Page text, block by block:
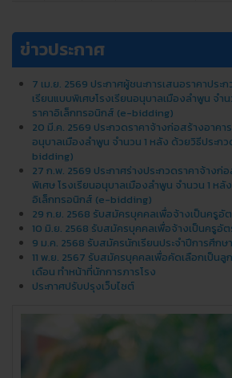
ข่าวประกาศ
7 เม.ย. 2569 ประกาศผู้ชนะการเสนอราคาประ
เรียนแบบพิเศษโรงเรียนอนุบาลเมืองลำพูน จำ
ราคาอิเล็กทรอนิกส์ (e-bidding)
20 มี.ค. 2569 ประกวดราคาจ้างก่อสร้างอาคา
อนุบาลเมืองลําพูน จํานวน 1 หลัง ด้วยวิธีประก
bidding)
27 ก.พ. 2569 ประกาศร่างประกวดราคาจ้างก่
พิเศษ โรงเรียนอนุบาลเมืองลําพูน จํานวน 1 หลั
อิเล็กทรอนิกส์ (e-bidding)
29 ก.ย. 2568 รับสมัครบุคคลเพื่อจ้างเป็นครูอั
10 มิ.ย. 2568 รับสมัครบุคคลเพื่อจ้างเป็นครูอัต
9 ม.ค. 2568 รับสมัครนักเรียนประจำปีการศึกษ
11 พ.ย. 2567 รับสมัครบุคคลเพื่อคัดเลือกเป็นลู
เดือน ทำหน้าที่นักการภารโรง
ประกาศปรับปรุงเว็บไซต์